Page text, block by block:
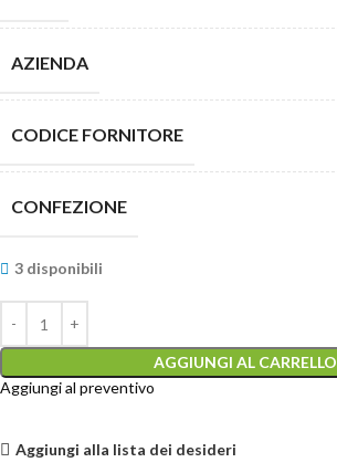
AZIENDA
CODICE FORNITORE
CONFEZIONE
3 disponibili
AGGIUNGI AL CARRELLO
Aggiungi al preventivo
Aggiungi alla lista dei desideri